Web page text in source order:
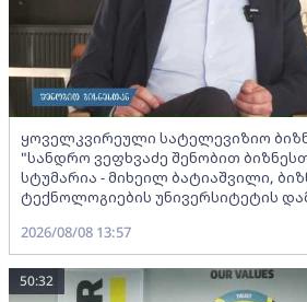
ყოველკვირეული სატელევიზიო
"სანდრო ვეფხვაძე შენობით
სტუმარია - მიხეილ ბატიაშვილი,
ტექნოლოგიების უნივერსიტეტის
2026/08/08 13:57
50:32